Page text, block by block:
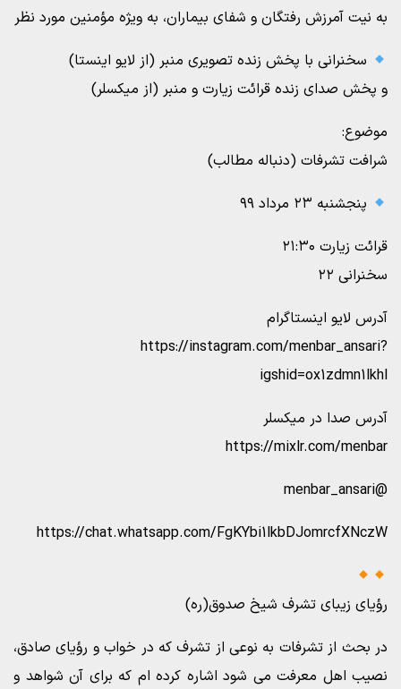
به نیت آمرزش رفتگان و شفای بیماران، به ویژه مؤمنین مورد نظر
سخنرانی با پخش زنده تصویری منبر (از لایو اینستا)
و پخش صدای زنده قرائت زیارت و منبر (از میکسلر)
موضوع:
شرافت تشرفات (دنباله مطالب)
پنجشنبه ۲۳ مرداد ۹۹
قرائت زیارت ۲۱:۳۰
سخنرانی ۲۲
آدرس لایو اینستاگرام
https://instagram.com/menbar_ansari?
igshid=ox1zdmn1lkhl
آدرس صدا در میکسلر
https://mixlr.com/menbar
@menbar_ansari
https://chat.whatsapp.com/FgKYbi1lkbDJomrcfXNczW
رؤیای زیبای تشرف شیخ صدوق(ره)
در بحث از تشرفات به نوعی از تشرف که در خواب و رؤیای صادق،
نصیب اهل معرفت می شود اشاره کرده ام که برای آن شواهد و